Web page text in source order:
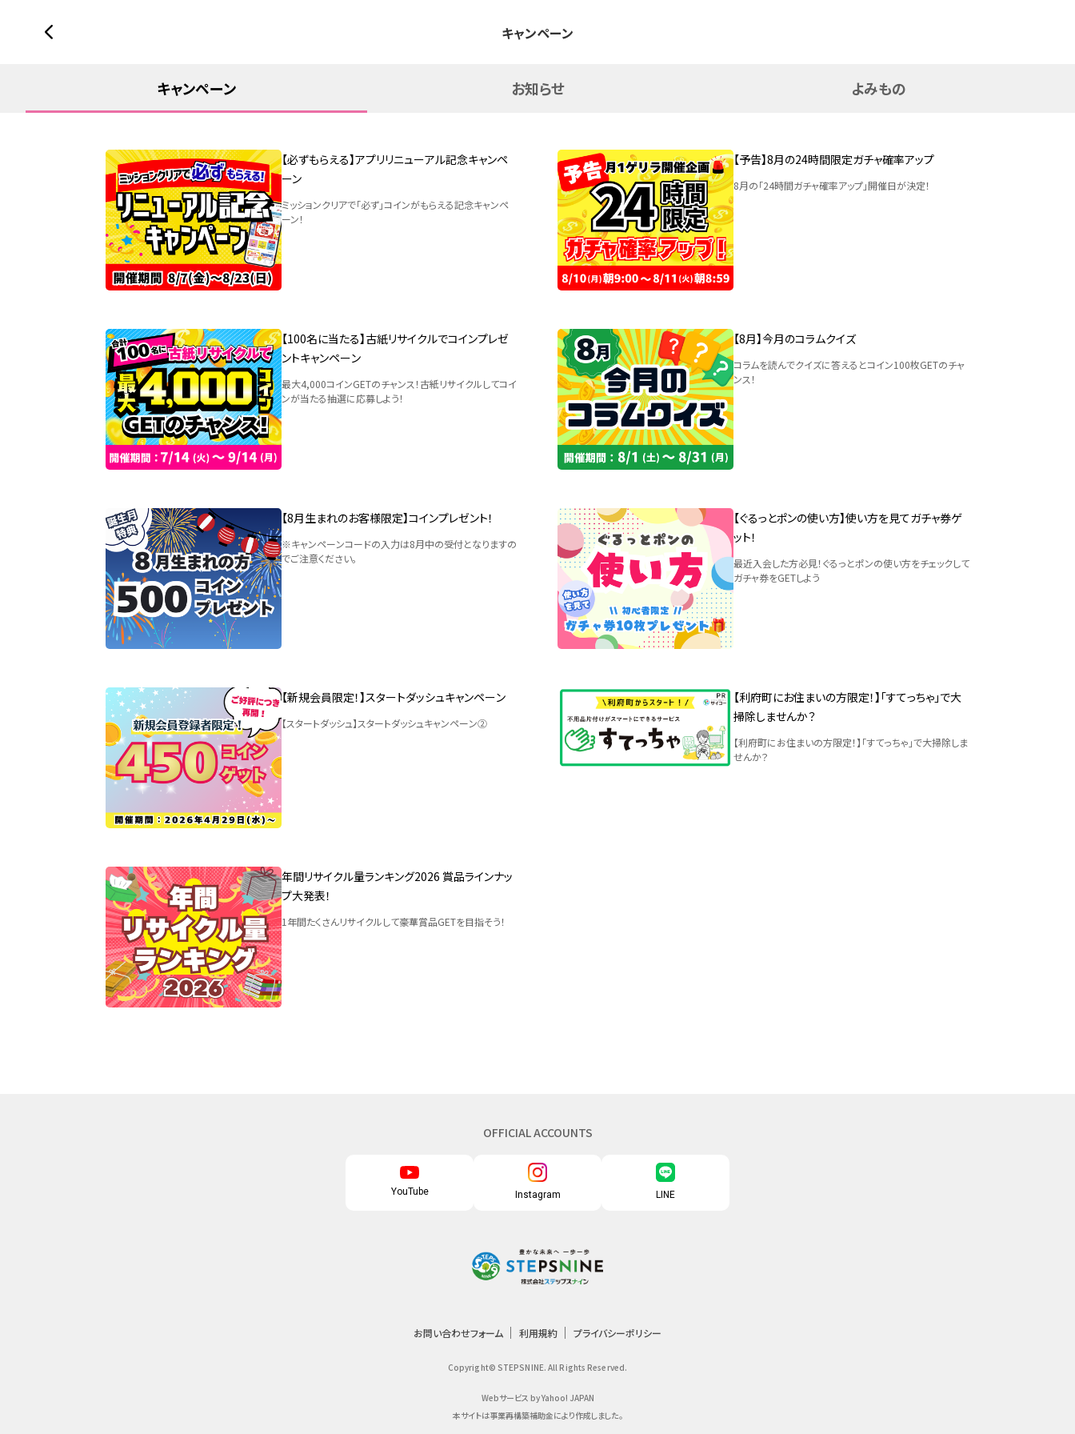
キャンペーン
キャンペーン お知らせ よみもの
【必ずもらえる】アプリリニューアル記念キャンペ
ーン
ミッションクリアで「必ず」コインがもらえる記念キャンペ
ーン！
【予告】8月の24時間限定ガチャ確率アップ
8月の「24時間ガチャ確率アップ」開催日が決定！
【100名に当たる】古紙リサイクルでコインプレゼ
ントキャンペーン
最大4,000コインGETのチャンス！古紙リサイクルしてコイ
ンが当たる抽選に応募しよう！
【8月】今月のコラムクイズ
コラムを読んでクイズに答えるとコイン100枚GETのチャ
ンス！
【8月生まれのお客様限定】コインプレゼント！
※キャンペーンコードの入力は8月中の受付となりますの
でご注意ください。
【ぐるっとポンの使い方】使い方を見てガチャ券ゲ
ット！
最近入会した方必見！ぐるっとポンの使い方をチェックして
ガチャ券をGETしよう
【新規会員限定！】スタートダッシュキャンペーン
【スタートダッシュ】スタートダッシュキャンペーン②
【利府町にお住まいの方限定！】「すてっちゃ」で大
掃除しませんか？
【利府町にお住まいの方限定！】「すてっちゃ」で大掃除しま
せんか？
年間リサイクル量ランキング2026 賞品ラインナッ
プ大発表！
1年間たくさんリサイクルして豪華賞品GETを目指そう！
OFFICIAL ACCOUNTS
YouTube Instagram LINE
お問い合わせフォーム 利用規約 プライバシーポリシー
Copyright© STEPSNINE. All Rights Reserved.
Webサービス by Yahoo! JAPAN
本サイトは事業再構築補助金により作成しました。